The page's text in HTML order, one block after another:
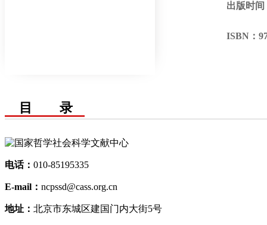
出版时间
ISBN：
目 录
电话： 010-85195335
E-mail： ncpssd@cass.org.cn
地址： 北京市东城区建国门内大街5号